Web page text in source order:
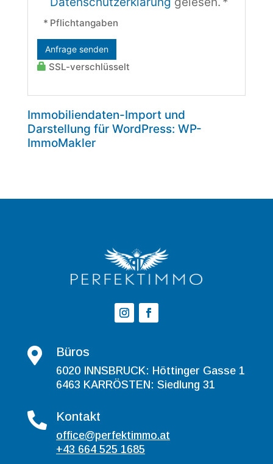
* Pflichtangaben
Anfrage senden
SSL-verschlüsselt
Immobiliendaten-Import und
Darstellung für WordPress: WP-
ImmoMakler
 Büros
6020 INNSBRUCK: Höttinger Gasse 1
6463 KARRÖSTEN: Siedlung 31
 Kontakt
office@perfektimmo.at
+43 664 525 1685